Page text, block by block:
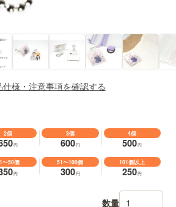
仕様・注意事項を確認する
2個
円
3個
600円
4個
500円
〜50個
円
51〜100個
300円
101個以上
250円
数量